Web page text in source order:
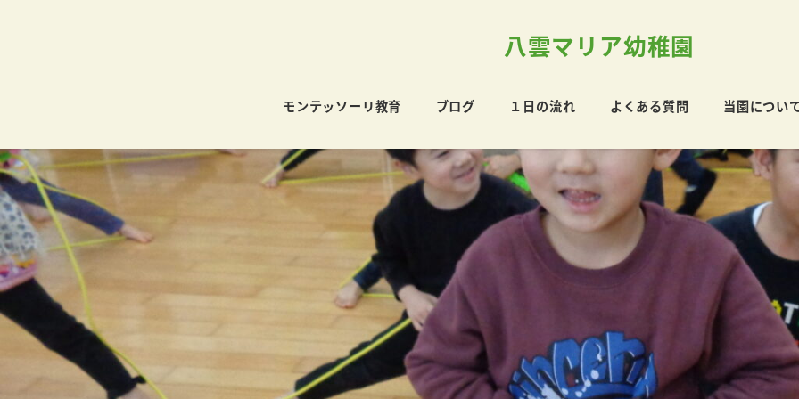
八雲マリア幼稚園
モンテッソーリ教育 ブログ １日の流れ よくある質問 当園につい